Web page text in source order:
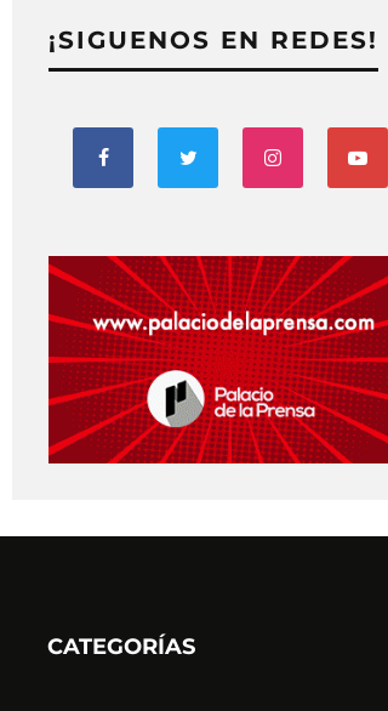
¡SIGUENOS EN REDES!
CATEGORÍAS